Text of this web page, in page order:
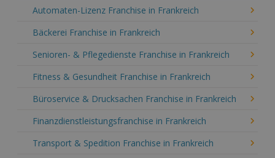
Automaten-Lizenz Franchise in Frankreich
Bäckerei Franchise in Frankreich
Senioren- & Pflegedienste Franchise in Frankreich
Fitness & Gesundheit Franchise in Frankreich
Büroservice & Drucksachen Franchise in Frankreich
Finanzdienstleistungsfranchise in Frankreich
Transport & Spedition Franchise in Frankreich